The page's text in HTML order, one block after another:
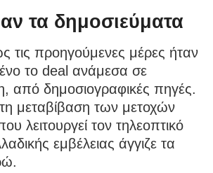
τα δημοσιεύματα
τις προηγούμενες μέρες ήταν
το deal ανάμεσα σε
από δημοσιογραφικές πηγές.
μεταβίβαση των μετοχών
λειτουργεί τον τηλεοπτικό
εμβέλειας άγγιζε τα